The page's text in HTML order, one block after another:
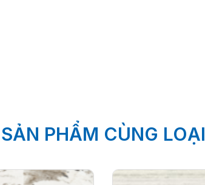
SẢN PHẨM CÙNG LOẠI